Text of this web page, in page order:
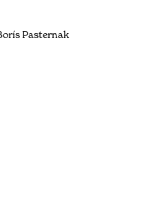
Pasternak